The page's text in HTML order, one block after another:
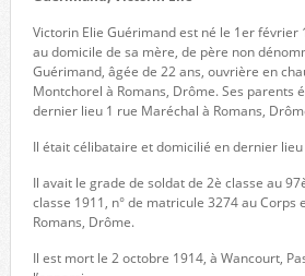
Victorin Elie Guérimand est né le 1er février
au domicile de sa mère, de père non
Guérimand, âgée de 22 ans, ouvrière en
Montchorel à Romans, Drôme. Ses parents
dernier lieu 1 rue Maréchal à Romans,
Il était célibataire et domicilié en dernier
Il avait le grade de soldat de 2è classe au
classe 1911, n° de matricule 3274 au Corps
Romans, Drôme.
Il est mort le 2 octobre 1914, à Wancourt,